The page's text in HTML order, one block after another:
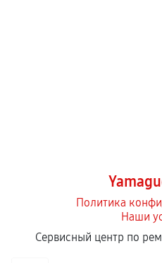
Политика
Наши
Сервисный центр по